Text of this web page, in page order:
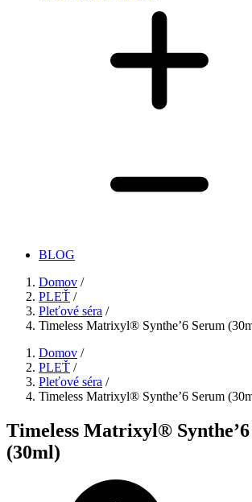
BLOG
Domov /
PLEŤ /
Pleťové séra /
Timeless Matrixyl®️ Synthe’6 Serum
Domov /
PLEŤ /
Pleťové séra /
Timeless Matrixyl®️ Synthe’6 Serum
Timeless Matrixyl®️
(30ml)